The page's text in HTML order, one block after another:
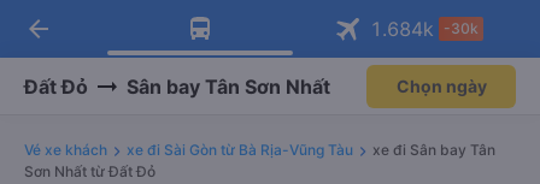
Tải app Vexere ngay!
Nhận ưu đãi thành viên độc
Mở app
Tải app Vexere
-30k/ghế khi đặt vé máy bay qua
Mở app
arrow_back 1.684k -30k
Đất Đỏ Sân bay Tân Sơn Nhất Chọn ngày
Vé xe khách xe đi Sài Gòn từ Bà Rịa-Vũng Tàu
xe đi Sân bay Tân
Sơn Nhất từ Đất Đỏ